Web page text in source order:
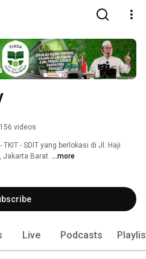
156 videos
- SDIT yang berlokasi di Jl. Haji
Jakarta Barat. ...more
Live Podcasts